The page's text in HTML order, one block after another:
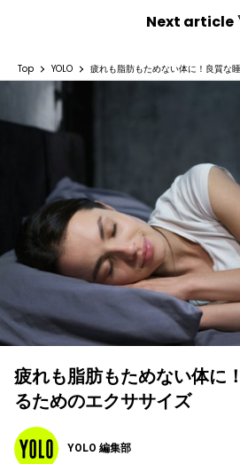
Next article
Top YOLO 疲れも脂肪もためない体に！良質な
疲れも脂肪もためない体に
るためのエクササイズ
YOLO 編集部